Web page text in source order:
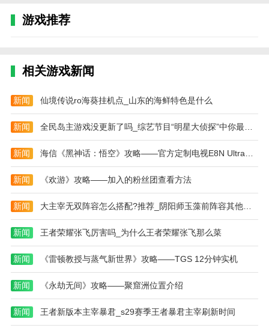
4、然后填写好房间名称以及模式，设置好密码。
名，输入密码即可进入。
1. 打开“爸爸是你”游戏，在游戏主界面点击“
play”按钮开始游戏;
2. 在进入游戏之前需要选择游戏模式，点
击“private”选择私人模式，创建房间邀请好友加入;
3. 选择模式后，在搜索框输入房间名字搜索，创建
你的房间进入;
4. 设置你的房间密码，点击“Create Game”创建房
间开始游戏;
5. 好友通过搜索找到你的房间“join”加入你的房间
即可开始玩游戏。
本站为您提供爸爸是你 双人联机最新版的 手机游
戏 ，欢迎大家记住本站网址，本站是您下载安卓手游
app最好的网站！
游戏推荐
相关游戏新闻
新闻 仙境传说ro海葵挂机点_山东的海鲜特色是什么
新闻 全民岛主游戏没更新了吗_综艺节目“明星大侦探”中你最喜欢谁
新闻 海信《黑神话：悟空》攻略——官方定制电视E8N Ultra发布：25999元
新闻 《欢游》攻略——加入的粉丝团查看方法
新闻 大主宰无双阵容怎么搭配?推荐_阴阳师玉藻前阵容其他它需要几星
新闻 王者荣耀张飞厉害吗_为什么王者荣耀张飞那么菜
新闻 《雷顿教授与蒸气新世界》攻略——TGS 12分钟实机
新闻 《永劫无间》攻略——聚窟洲位置介绍
新闻 王者新版本主宰暴君_s29赛季王者暴君主宰刷新时间